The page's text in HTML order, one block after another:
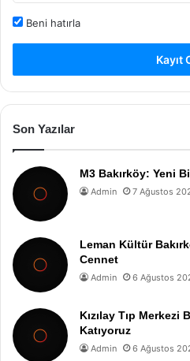
Beni hatırla
Kayıt
Son Yazılar
M3 Bakırköy: Yeni
Admin 7 Ağustos
Leman Kültür
Cennet
Admin 6 Ağustos
Kızılay Tıp Merkezi
Katıyoruz
Admin 6 Ağustos